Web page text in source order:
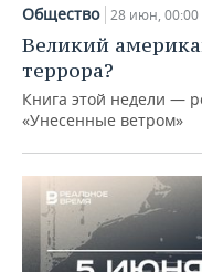
НЕФТЕХИМИЯ
НЕФТЬ
ОПК
ЭНЕРГЕТИКА
РОЗНИЧНАЯ
ТРАНСПОРТ
НОВОСТИ
IT
МЕРОПРИЯТИЯ
НОВОСТИ
БИЗНЕС-БРАНЧИ
ONLINE-
СПОРТ
ФУТБОЛ
ХОККЕЙ
НОВОСТИ
ВЛАСТЬ
ФОТОГАЛЕРЕЯ
СЮЖЕТЫ
Общество 28 июн, 00:00
Великий
террора?
Книга этой недели —
«Унесенные ветром»